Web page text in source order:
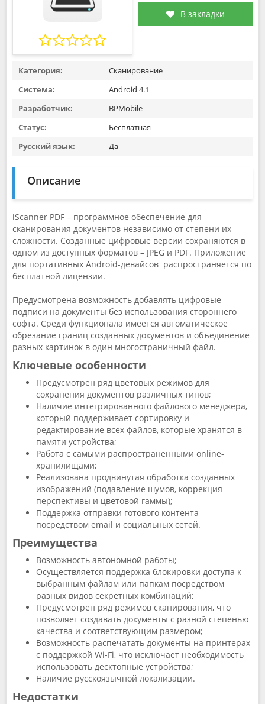
В закладки
Категория:
Сканирование
Система:
Android 4.1
Разработчик:
BPMobile
Статус:
Бесплатная
Русский язык:
Да
Описание
iScanner PDF – программное обеспечение для
сканирования документов независимо от степени их
сложности. Созданные цифровые версии сохраняются в
одном из доступных форматов – JPEG и PDF. Приложение
для портативных Android-девайсов распространяется по
бесплатной лицензии.
Предусмотрена возможность добавлять цифровые
подписи на документы без использования стороннего
софта. Среди функционала имеется автоматическое
обрезание границ созданных документов и объединение
разных картинок в один многостраничный файл.
Ключевые особенности
Предусмотрен ряд цветовых режимов для
сохранения документов различных типов;
Наличие интегрированного файлового менеджера,
который поддерживает сортировку и
редактирование всех файлов, которые хранятся в
памяти устройства;
Работа с самыми распространенными online-
хранилищами;
Реализована продвинутая обработка созданных
изображений (подавление шумов, коррекция
перспективы и цветовой гаммы);
Поддержка отправки готового контента
посредством email и социальных сетей.
Преимущества
Возможность автономной работы;
Осуществляется поддержка блокировки доступа к
выбранным файлам или папкам посредством
разных видов секретных комбинаций;
Предусмотрен ряд режимов сканирования, что
позволяет создавать документы с разной степенью
качества и соответствующим размером;
Возможность распечатать документы на принтерах
с поддержкой Wi-Fi, что исключает необходимость
использовать десктопные устройства;
Наличие русскоязычной локализации.
Недостатки